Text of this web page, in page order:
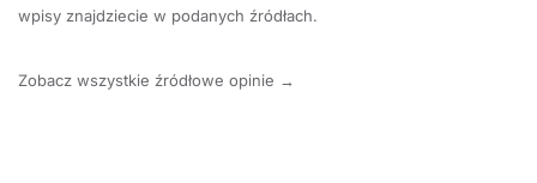
wpisy znajdziecie w podanych źródłach.
Zobacz wszystkie źródłowe opinie →